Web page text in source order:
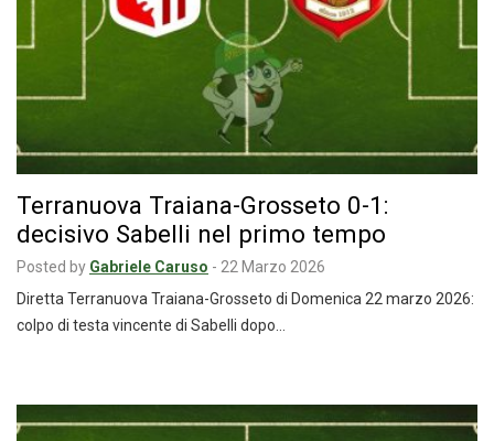
Terranuova Traiana-Grosseto 0-1:
decisivo Sabelli nel primo tempo
Posted by Gabriele Caruso - 22 Marzo 2026
Diretta Terranuova Traiana-Grosseto di Domenica 22 marzo 2026:
colpo di testa vincente di Sabelli dopo…